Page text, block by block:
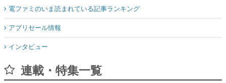
電ファミのいま読まれている記事ランキング
アプリセール情報
インタビュー
連載・特集一覧